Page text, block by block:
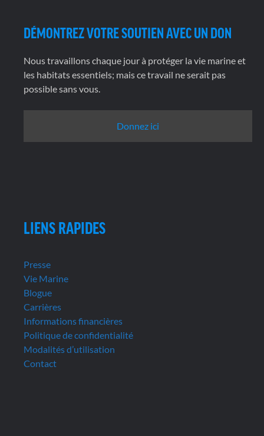
DÉMONTREZ VOTRE SOUTIEN AVEC UN DON
Nous travaillons chaque jour à protéger la vie marine et
les habitats essentiels; mais ce travail ne serait pas
possible sans vous.
Donnez ici
LIENS RAPIDES
Presse
Vie Marine
Blogue
Carrières
Informations financières
Politique de confidentialité
Modalités d’utilisation
Contact